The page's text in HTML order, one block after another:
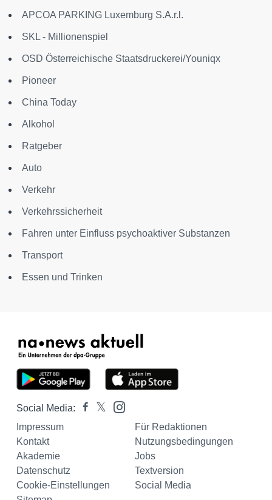
APCOA PARKING Luxemburg S.A.r.l.
SKL - Millionenspiel
OSD Österreichische Staatsdruckerei/Youniqx
Pioneer
China Today
Alkohol
Ratgeber
Auto
Verkehr
Verkehrssicherheit
Fahren unter Einfluss psychoaktiver Substanzen
Transport
Essen und Trinken
Social Media:
Impressum
Für Redaktionen
Kontakt
Nutzungsbedingungen
Akademie
Jobs
Datenschutz
Textversion
Cookie-Einstellungen
Social Media